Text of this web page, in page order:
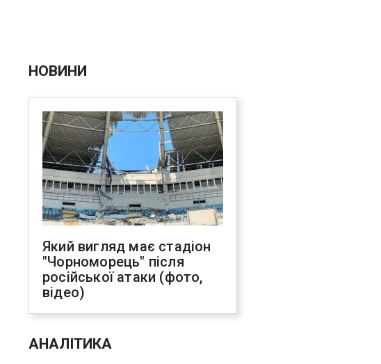
НОВИНИ
Який вигляд має стадіон
"Чорноморець" після
російської атаки (фото,
відео)
АНАЛІТИКА